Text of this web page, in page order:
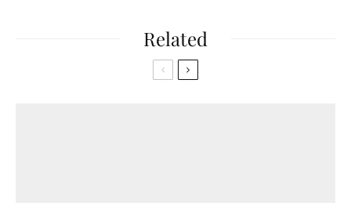
Related